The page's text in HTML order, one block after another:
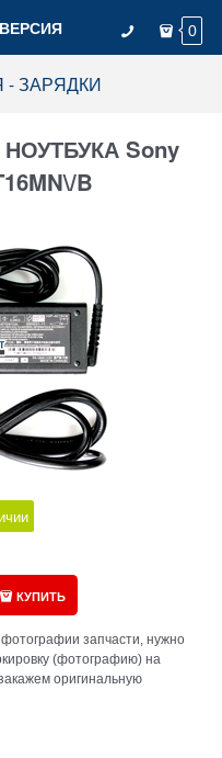
0
ЗАРЯДКИ
Sony
B
КУПИТЬ
запчасти, нужно
(фотографию) на
оригинальную